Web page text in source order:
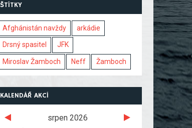
ŠTÍTKY
Afghánistán navždy arkádie
Drsný spasitel JFK
Miroslav Žamboch Neff Žamboch
KALENDÁŘ AKCÍ
srpen 2026